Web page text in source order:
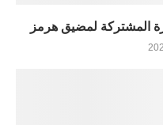
المشتركة لمضيق هرمز